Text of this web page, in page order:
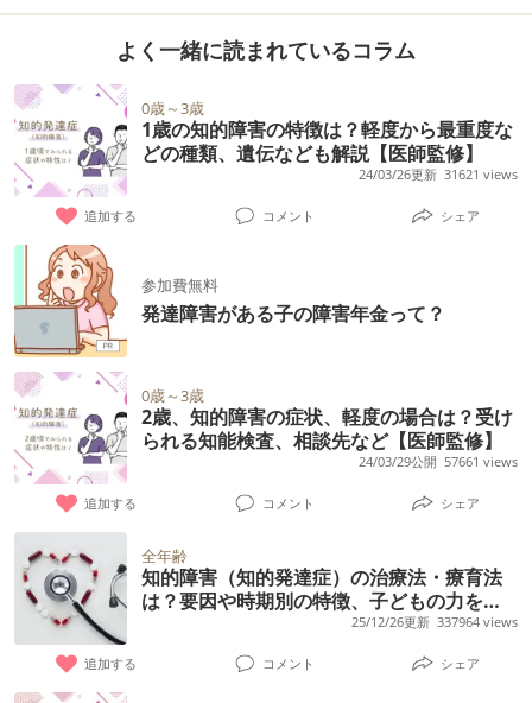
よく一緒に読まれているコラム
0歳～3歳
1歳の知的障害の特徴は？軽度から最重度な
どの種類、遺伝なども解説【医師監修】
24/03/26更新 31621 views
追加する コメント シェア
参加費無料
発達障害がある子の障害年金って？
0歳～3歳
2歳、知的障害の症状、軽度の場合は？受け
られる知能検査、相談先など【医師監修】
24/03/29公開 57661 views
追加する コメント シェア
全年齢
知的障害（知的発達症）の治療法・療育法
は？要因や時期別の特徴、子どもの力を伸
ばす接し方のポイントなど【専門家監修】
25/12/26更新 337964 views
追加する コメント シェア